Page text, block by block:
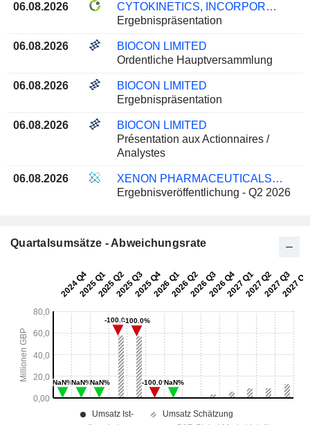
06.08.2026
CYTOKINETICS, INCORPORATED
Ergebnispräsentation
06.08.2026
BIOCON LIMITED
Ordentliche Hauptversammlung
06.08.2026
BIOCON LIMITED
Ergebnispräsentation
06.08.2026
BIOCON LIMITED
Présentation aux Actionnaires /
Analystes
06.08.2026
XENON PHARMACEUTICALS INC.
Ergebnisveröffentlichung - Q2 2026
Quartalsumsätze - Abweichungsrate